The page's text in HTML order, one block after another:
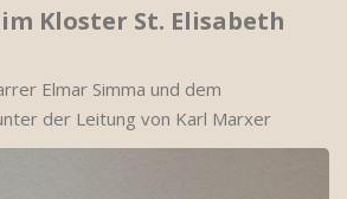
Kloster St. Elisabeth
Elmar Simma und dem
der Leitung von Karl Marxer